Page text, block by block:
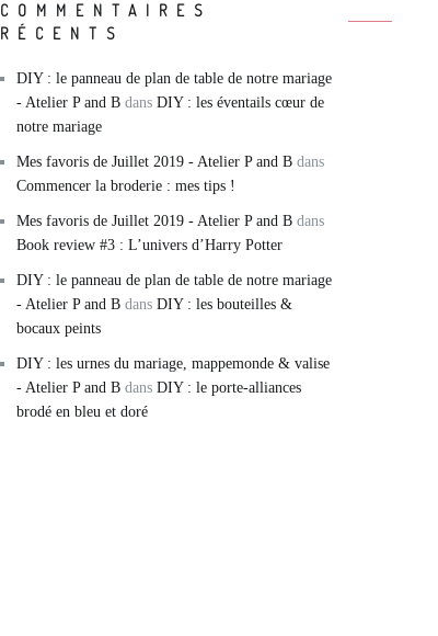
COMMENTAIRES
RÉCENTS
DIY : le panneau de plan de table de notre mariage
- Atelier P and B dans DIY : les éventails cœur de
notre mariage
Mes favoris de Juillet 2019 - Atelier P and B dans
Commencer la broderie : mes tips !
Mes favoris de Juillet 2019 - Atelier P and B dans
Book review #3 : L’univers d’Harry Potter
DIY : le panneau de plan de table de notre mariage
- Atelier P and B dans DIY : les bouteilles &
bocaux peints
DIY : les urnes du mariage, mappemonde & valise
- Atelier P and B dans DIY : le porte-alliances
brodé en bleu et doré